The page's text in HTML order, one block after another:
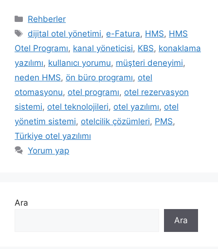
Kategoriler
Rehberler
Etiketler
dijital otel yönetimi, e-Fatura, HMS, HMS
Otel Programı, kanal yöneticisi, KBS, konaklama
yazılımı, kullanıcı yorumu, müşteri deneyimi,
neden HMS, ön büro programı, otel
otomasyonu, otel programı, otel rezervasyon
sistemi, otel teknolojileri, otel yazılımı, otel
yönetim sistemi, otelcilik çözümleri, PMS,
Türkiye otel yazılımı
Yorum yap
Ara
Ara